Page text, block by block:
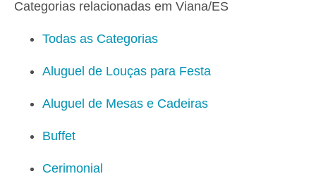
Categorias relacionadas em Viana/ES
Todas as Categorias
Aluguel de Louças para Festa
Aluguel de Mesas e Cadeiras
Buffet
Cerimonial